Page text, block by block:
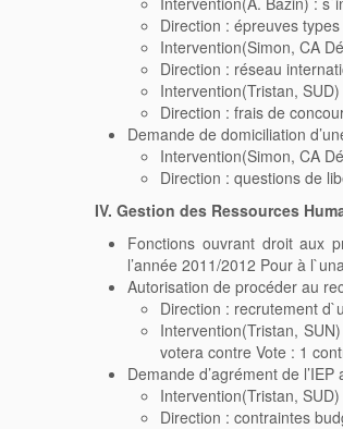
Direction : épreuves
Intervention(Simon, CA
Direction : réseau
Intervention(Tristan,
Direction : frais de
Demande de domiciliation
Intervention(Simon, CA
Direction : questions de
IV. Gestion des Ressources
Fonctions ouvrant droit aux
l’année 2011/2012 Pour à
Autorisation de procéder au
Direction : recrutement
Intervention(Tristan,
votera contre Vote : 1
Demande d’agrément de
Intervention(Tristan,
Direction : contraintes